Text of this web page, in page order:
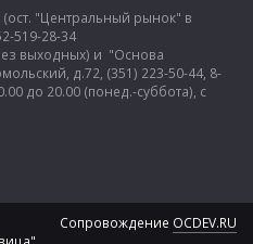
(ост. "Центральный рынок" в
519-28-34
выходных) и "Основа
д.72, (351) 223-50-44, 8-
до 20.00 (понед.-суббота), с
Сопровождение OCDEV.RU